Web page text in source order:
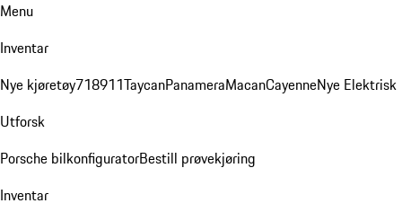
Menu
Inventar
Nye kjøretøy718911TaycanPanameraMacanCayenneNye Elektrisk
Utforsk
Porsche bilkonfiguratorBestill prøvekjøring
Inventar